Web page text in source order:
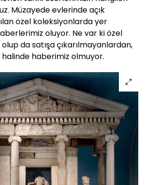
Müzayede evlerinde açık
özel koleksiyonlarda yer
oluyor. Ne var ki özel
da satışa çıkarılmayanlardan,
haberimiz olmuyor.